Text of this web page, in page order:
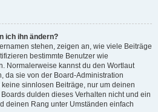
ich ihn ändern?
stehen, zeigen an, wie viele Beiträge
bestimmte Benutzer wie
Normalerweise kannst du den Wortlaut
da sie von der Board-Administration
sinnlosen Beiträge, nur um deinen
dulden dieses Verhalten nicht und ein
deinen Rang unter Umständen einfach